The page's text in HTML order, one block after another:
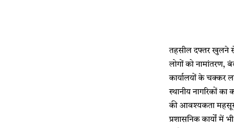
तहसील दफ्तर खुलने से
लोगों को नामांतरण,
कार्यालयों के चक्कर
स्थानीय नागरिकों
की आवश्यकता महसूस
प्रशासनिक कार्यों में